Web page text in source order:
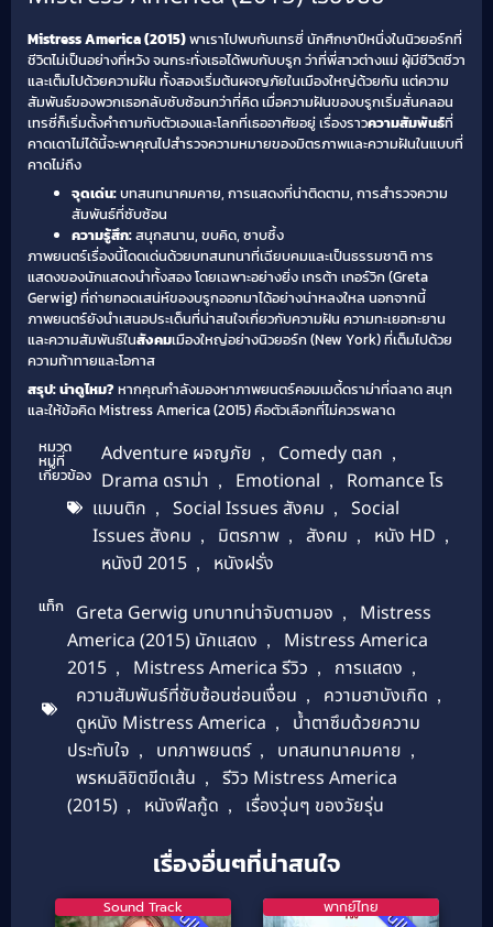
Mistress America (2015)พาเราไปพบกับเทรซี่ นักศึกษาปีหนึ่งในนิวยอร์กที่
ชีวิตไม่เป็นอย่างที่หวัง จนกระทั่งเธอได้พบกับบรูก ว่าที่พี่สาวต่างแม่ ผู้มีชีวิตชีวา
และเต็มไปด้วยความฝัน ทั้งสองเริ่มต้นผจญภัยในเมืองใหญ่ด้วยกัน แต่ความ
สัมพันธ์ของพวกเธอกลับซับซ้อนกว่าที่คิด เมื่อความฝันของบรูกเริ่มสั่นคลอน
เทรซี่ก็เริ่มตั้งคำถามกับตัวเองและโลกที่เธออาศัยอยู่ เรื่องราวความสัมพันธ์ที่
คาดเดาไม่ได้นี้จะพาคุณไปสำรวจความหมายของมิตรภาพและความฝันในแบบที่
คาดไม่ถึง
จุดเด่น:บทสนทนาคมคาย, การแสดงที่น่าติดตาม, การสำรวจความ
สัมพันธ์ที่ซับซ้อน
ความรู้สึก:สนุกสนาน, ขบคิด, ซาบซึ้ง
ภาพยนตร์เรื่องนี้โดดเด่นด้วยบทสนทนาที่เฉียบคมและเป็นธรรมชาติ การ
แสดงของนักแสดงนำทั้งสอง โดยเฉพาะอย่างยิ่ง เกรต้า เกอร์วิก (Greta
Gerwig) ที่ถ่ายทอดเสน่ห์ของบรูกออกมาได้อย่างน่าหลงใหล นอกจากนี้
ภาพยนตร์ยังนำเสนอประเด็นที่น่าสนใจเกี่ยวกับความฝัน ความทะเยอทะยาน
และความสัมพันธ์ในสังคมเมืองใหญ่อย่างนิวยอร์ก (New York) ที่เต็มไปด้วย
ความท้าทายและโอกาส
สรุป: น่าดูไหม?หากคุณกำลังมองหาภาพยนตร์คอมเมดี้ดราม่าที่ฉลาด สนุก
และให้ข้อคิด Mistress America (2015) คือตัวเลือกที่ไม่ควรพลาด
หมวด
หมู่ที่
เกี่ยวข้อง
Adventure ผจญภัย , Comedy ตลก ,
Drama ดราม่า , Emotional ,
Romance โร
แมนติก , Social Issues สังคม ,
Social
Issues สังคม , มิตรภาพ , สังคม , หนัง HD ,
หนังปี 2015 , หนังฝรั่ง
แท็ก Greta Gerwig บทบาทน่าจับตามอง ,
Mistress
America (2015) นักแสดง ,
Mistress America
2015 , Mistress America รีวิว , การแสดง ,
ความสัมพันธ์ที่ซับซ้อนซ่อนเงื่อน , ความฮาบังเกิด ,
ดูหนัง Mistress America ,
น้ำตาซึมด้วยความ
ประทับใจ , บทภาพยนตร์ , บทสนทนาคมคาย ,
พรหมลิขิตขีดเส้น ,
รีวิว Mistress America
(2015) , หนังฟีลกู้ด , เรื่องวุ่นๆ ของวัยรุ่น
เรื่องอื่นๆที่น่าสนใจ
Sound Track พากย์ไทย